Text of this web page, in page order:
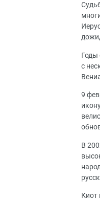
Годы
с
9
В
Киот